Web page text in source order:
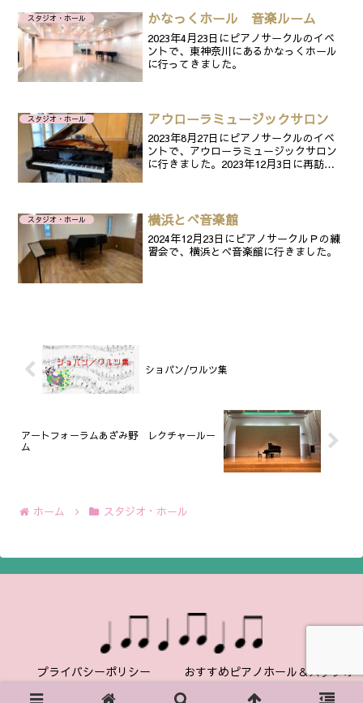
スタジオ・ホール かなっくホール 音楽ルーム
2023年4月23日にピアノサークルのイベ
ントで、東神奈川にあるかなっくホール
に行ってきました。
スタジオ・ホール アウローラミュージックサロン
2023年8月27日にピアノサークルのイベ
ントで、アウローラミュージックサロン
に行きました。2023年12月3日に再訪問
スタジオ・ホール 横浜とべ音楽館
2024年12月23日にピアノサークルＰの練
習会で、横浜とべ音楽館に行きました。
ショパン/ワルツ集
アートフォーラムあざみ野 レクチャールー
ム
ホーム スタジオ・ホール
プライバシーポリシー
おすすめピアノホール＆スタジオ
© 2023 ピアノ友ブログ.